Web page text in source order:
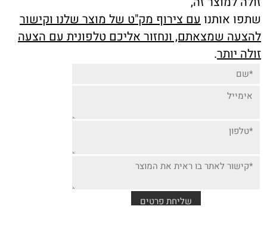
שתפו אותנו עם צירוף מק"ט של מוצר שלנו וקישור
להצעה שמצאתם, ונחזור אליכם טלפונית עם הצעה
זולה יותר.